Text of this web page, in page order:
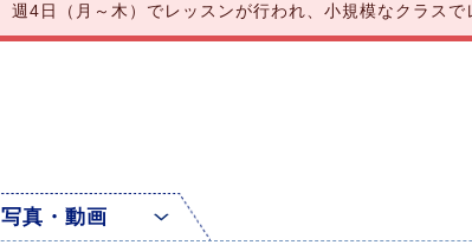
週4日（月～木）でレッスンが行われ、小規模なクラスで
写真・動画